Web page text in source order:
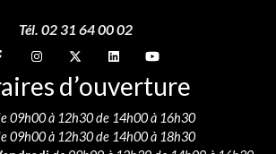
Tél. 02 31 64 00 02
nous sur
Suivez-nous sur
Suivez-nous sur
Suivez-nous sur
Suivez-nous sur
d’ouverture
09h00 à 12h30 de 14h00 à 16h30
09h00 à 12h30 de 14h00 à 18h30